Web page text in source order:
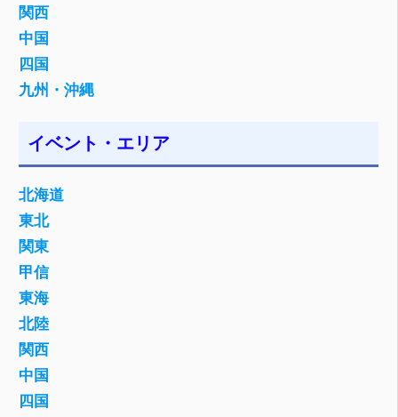
関西
中国
四国
九州・沖縄
イベント・エリア
北海道
東北
関東
甲信
東海
北陸
関西
中国
四国